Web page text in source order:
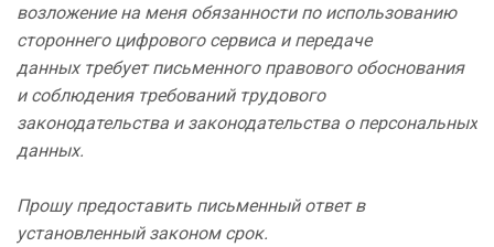
возложение на меня обязанности по использованию
стороннего цифрового сервиса и передаче
данных требует письменного правового обоснования
и соблюдения требований трудового
законодательства и законодательства о персональных
данных.
Прошу предоставить письменный ответ в
установленный законом срок.